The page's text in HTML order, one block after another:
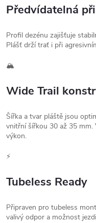
Předvídatelná
Profil dezénu zajišťuje
Plášť drží trať i při
🏔️
Wide Trail
Šířka a tvar pláště jsou
vnitřní šířkou 30 až 35 mm.
výkon.
⚡
Tubeless Ready
Připraven pro tubeless
valivý odpor a možnost